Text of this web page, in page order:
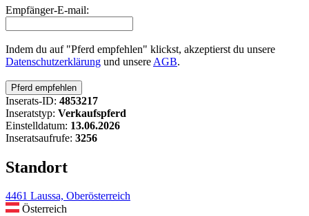
Empfänger-E-mail:
Indem du auf "Pferd empfehlen" klickst, akzeptierst du unsere
Datenschutzerklärung und unsere AGB.
Inserats-ID: 4853217
Inseratstyp: Verkaufspferd
Einstelldatum: 13.06.2026
Inseratsaufrufe: 3256
Standort
4461 Laussa, Oberösterreich
Österreich